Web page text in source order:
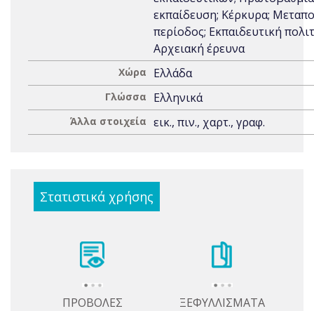
εκπαίδευση; Κέρκυρα;
περίοδος; Εκπαιδευτική
Αρχειακή έρευνα
Χώρα Ελλάδα
Γλώσσα Ελληνικά
Άλλα στοιχεία εικ., πιν., χαρτ., γραφ.
Στατιστικά χρήσης
ΠΡΟΒΟΛΕΣ ΞΕΦΥΛΛΙΣΜΑΤΑ